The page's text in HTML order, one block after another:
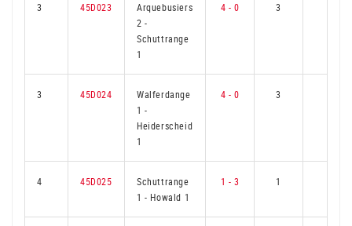
3 45D023
Arquebusiers
2-
Schuttrange
1
4 - 0 3
3 45D024
Walferdange
1-
Heiderscheid
1
4 - 0 3
4 45D025
Schuttrange
1- Howald 1
1 - 3 1